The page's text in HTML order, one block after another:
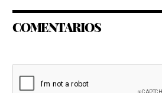
COMENTARIOS